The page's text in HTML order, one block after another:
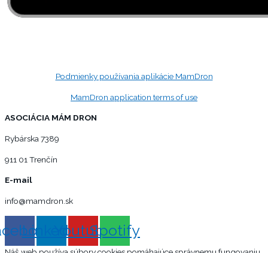
Podmienky používania aplikácie MamDron
MamDron application terms of use
ASOCIÁCIA MÁM DRON
Rybárska 7389
911 01 Trenčín
E-mail
info@mamdron.sk
LinkedinYoutubeSpotify